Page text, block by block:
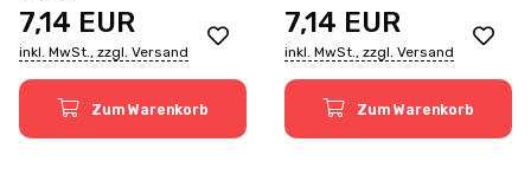
7,14 EUR
inkl. MwSt., zzgl. Versand
Zum Warenkorb
7,14 EUR
inkl. MwSt., zzgl. Versand
Zum Warenkorb